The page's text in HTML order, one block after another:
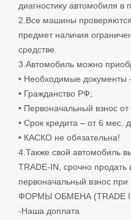
диагностику автомобиля в
2.Все машины
предмет наличия
средстве.
3.Автомобиль можно
• Необходимые документы
• Гражданство РФ;
• Первоначальный взнос от
• Срок кредита – от 6 мес.
• КАСКО не обязательна!
4.Также свой автомобиль
TRADE-IN, срочно продать
первоначальный взнос
ФОРМЫ ОБМЕНА (TRADE
-Наша доплата